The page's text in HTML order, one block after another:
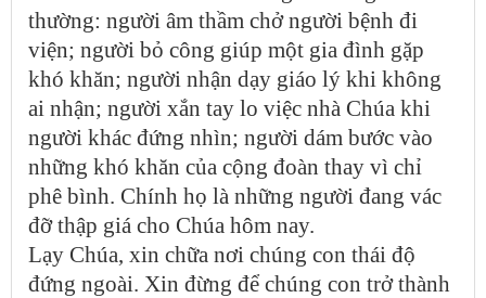
thường: người âm thầm chở người bệnh đi
viện; người bỏ công giúp một gia đình gặp
khó khăn; người nhận dạy giáo lý khi không
ai nhận; người xắn tay lo việc nhà Chúa khi
người khác đứng nhìn; người dám bước vào
những khó khăn của cộng đoàn thay vì chỉ
phê bình. Chính họ là những người đang vác
đỡ thập giá cho Chúa hôm nay.
Lạy Chúa, xin chữa nơi chúng con thái độ
đứng ngoài. Xin đừng để chúng con trở thành